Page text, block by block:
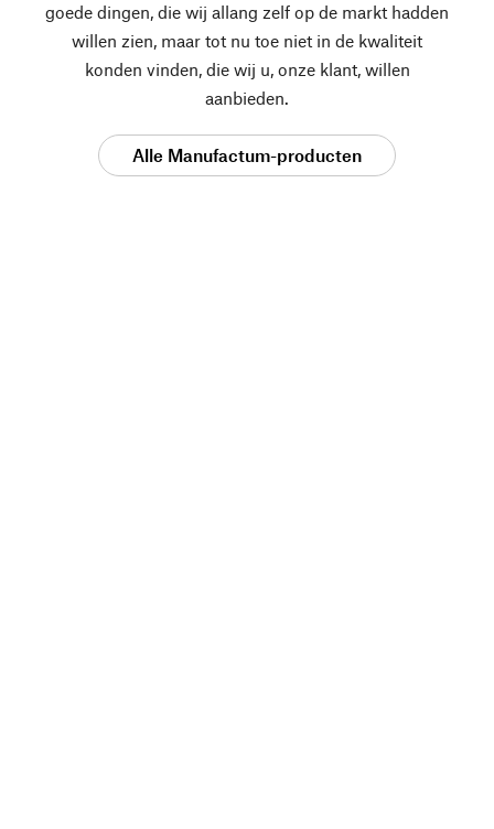
goede dingen, die wij allang zelf op de markt hadden
willen zien, maar tot nu toe niet in de kwaliteit
konden vinden, die wij u, onze klant, willen
aanbieden.
Alle Manufactum-producten